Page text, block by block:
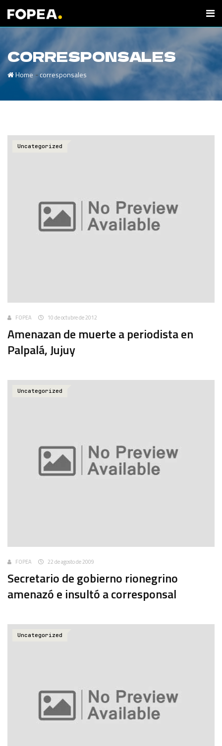
CORRESPONSALES
Home -corresponsales
Uncategorized
FOPEA 10 de octubre de 2012
Amenazan de muerte a periodista en
Palpalá, Jujuy
Uncategorized
FOPEA 22 de agosto de 2009
Secretario de gobierno rionegrino
amenazó e insultó a corresponsal
Uncategorized